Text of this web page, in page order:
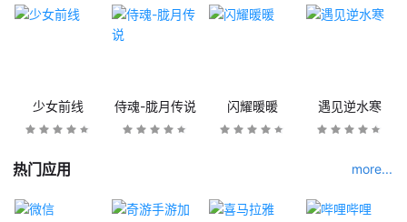
少女前线 侍魂-胧月传说 闪耀暖暖 遇见逆水寒
热门应用 more...